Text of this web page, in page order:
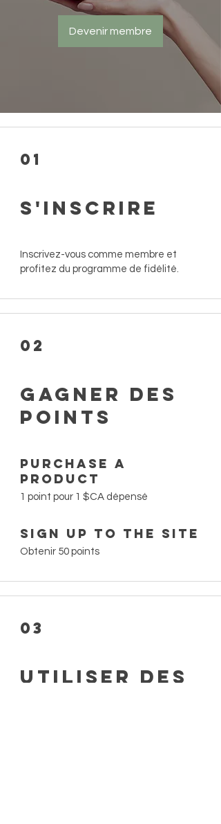
Devenir membre
01
S'inscrire
Inscrivez-vous comme membre et
profitez du programme de fidélité.
02
Gagner des
points
Purchase a
product
1 point pour 1 $CA dépensé
Sign up to the site
Obtenir 50 points
03
Utiliser des